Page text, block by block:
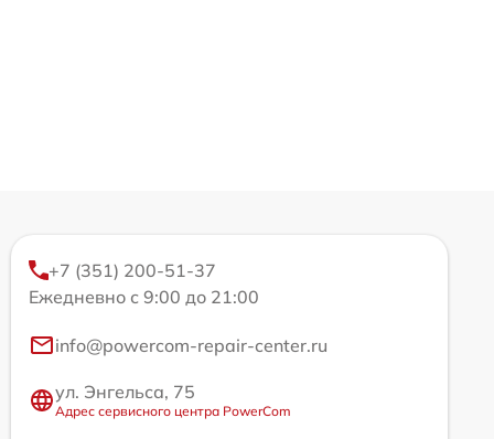
+7 (351) 200-51-37
Ежедневно с 9:00 до 21:00
info@powercom-repair-center.ru
ул. Энгельса, 75
Адрес сервисного центра PowerCom